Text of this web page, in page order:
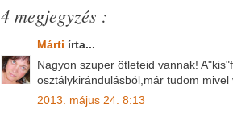
4 megjegyzés :
Márti írta...
Nagyon szuper ötleteid vannak!
osztálykirándulásból,már tudom mivel
2013. május 24. 8:13